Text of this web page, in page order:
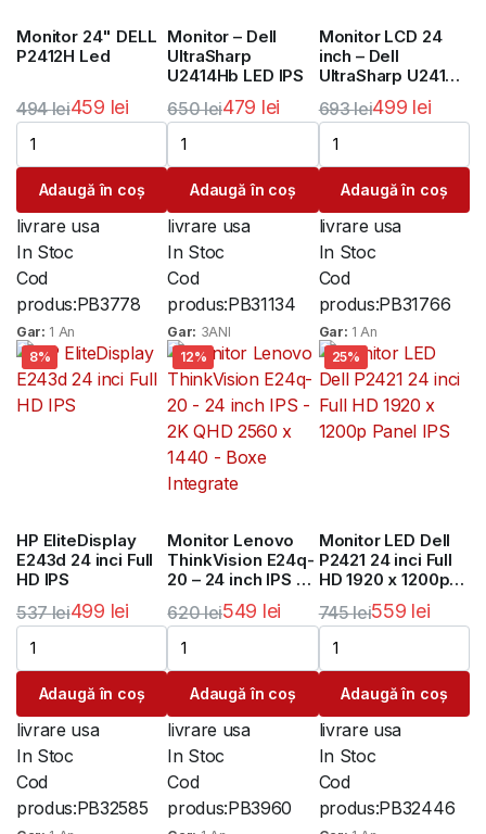
Monitor 24" DELL
P2412H Led
494lei
Prețul
inițial
fost:
494 lei.
459 lei
Prețul
curent
este:
459 lei.
Adaugă în coș
livrare usa
In Stoc
Cod
produs:PB3778
Gar: 1 An
Monitor – Dell
UltraSharp
U2414Hb LED IPS
650lei
Prețul
inițial
fost:
650 lei.
479 lei
Prețul
curent
este:
479 lei.
Adaugă în coș
livrare usa
In Stoc
Cod
produs:PB31134
Gar: 3ANI
Monitor LCD 24
inch – Dell
UltraSharp U2415b
693lei
Prețul
inițial
fost:
693 lei.
499 lei
Prețul
curent
este:
499 lei.
Adaugă în coș
livrare usa
In Stoc
Cod
produs:PB31766
Gar: 1 An
8%
HP EliteDisplay
E243d 24 inci Full
HD IPS
537lei
Prețul
inițial
fost:
537 lei.
499 lei
Prețul
curent
este:
499 lei.
Adaugă în coș
livrare usa
In Stoc
Cod
produs:PB32585
12%
Monitor Lenovo
ThinkVision E24q-
20 – 24 inch IPS –
1440 – Boxe
Integrate
620lei
Prețul
inițial
fost:
620 lei.
549 lei
Prețul
curent
este:
549 lei.
Adaugă în coș
livrare usa
In Stoc
Cod
produs:PB3960
25%
Monitor LED Dell
P2421 24 inci Full
HD 1920 x 1200p
745lei
Prețul
inițial
fost:
745 lei.
559 lei
Prețul
curent
este:
559 lei.
Adaugă în coș
livrare usa
In Stoc
Cod
produs:PB32446